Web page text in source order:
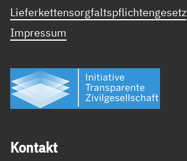
Lieferkettensorgfaltspflichtengesetz
Impressum
Kon­takt